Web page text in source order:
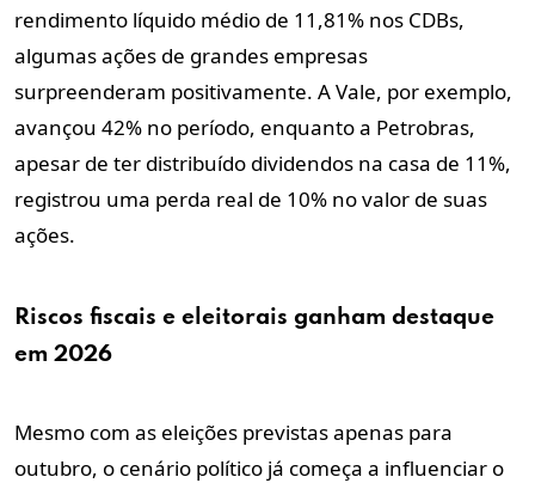
rendimento líquido médio de 11,81% nos CDBs,
algumas ações de grandes empresas
surpreenderam positivamente. A Vale, por exemplo,
avançou 42% no período, enquanto a Petrobras,
apesar de ter distribuído dividendos na casa de 11%,
registrou uma perda real de 10% no valor de suas
ações.
Riscos fiscais e eleitorais ganham destaque
em 2026
Mesmo com as eleições previstas apenas para
outubro, o cenário político já começa a influenciar o